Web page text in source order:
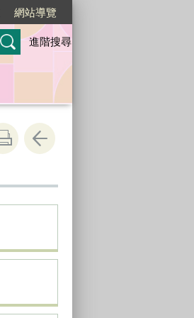
網站導覽
進階搜尋